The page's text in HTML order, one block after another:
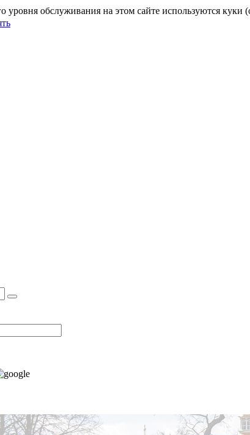
уровня обслуживания на этом сайте используются